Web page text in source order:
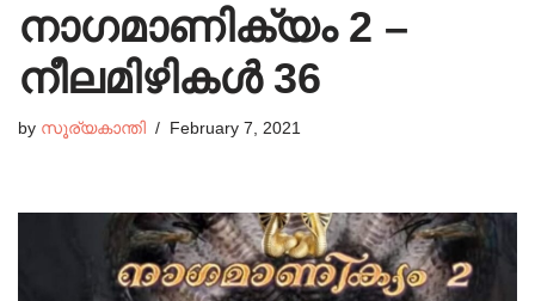
നാഗമാണിക്യം 2 –
നീലമിഴികൾ 36
by സൂര്യകാന്തി February 7, 2021